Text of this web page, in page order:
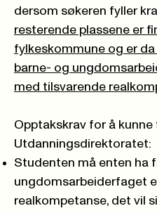
dersom søkeren fyller
resterende plassene er
fylkeskommune og er
barne- og
med tilsvarende
Opptakskrav for å
Utdanningsdirektoratet:
Studenten må enten ha
ungdomsarbeiderfaget
realkompetanse, det vil